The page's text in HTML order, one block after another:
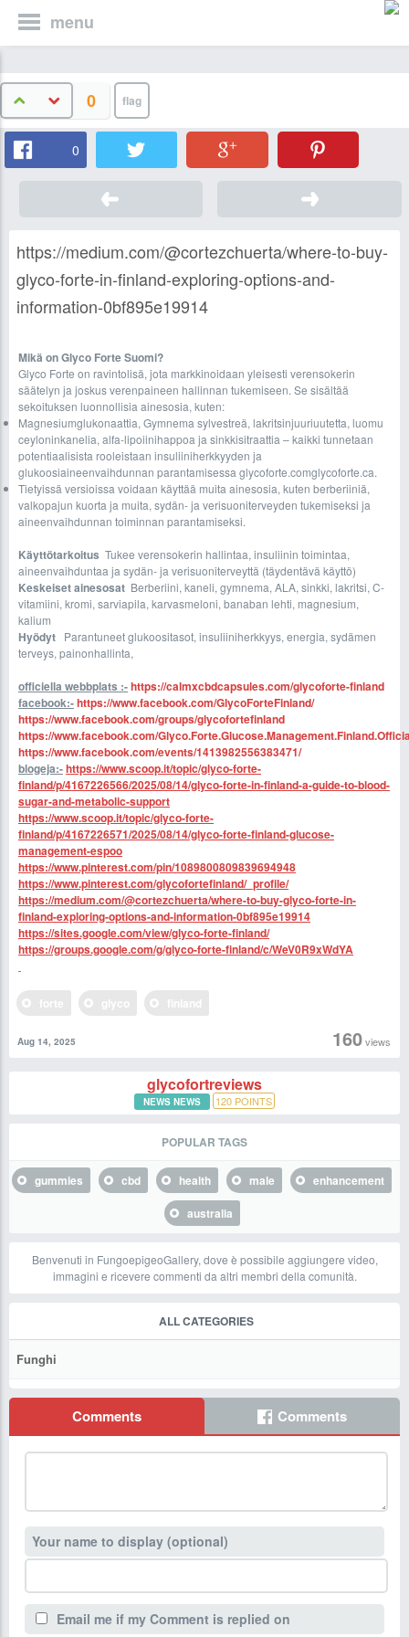
menu
0
0
https://medium.com/@cortezchuerta/where-to-buy-
glyco-forte-in-finland-exploring-options-and-
information-0bf895e19914
Mikä on Glyco Forte Suomi?
Glyco Forte on ravintolisä, jota markkinoidaan yleisesti verensokerin
säätelyn ja joskus verenpaineen hallinnan tukemiseen. Se sisältää
sekoituksen luonnollisia ainesosia, kuten:
Magnesiumglukonaattia, Gymnema sylvestreä, lakritsinjuuriuutetta, luomu
ceyloninkanelia, alfa-lipoiinihappoa ja sinkkisitraattia – kaikki tunnetaan
potentiaalisista rooleistaan insuliiniherkkyyden ja
glukoosiaineenvaihdunnan parantamisessa glycoforte.comglycoforte.ca.
Tietyissä versioissa voidaan käyttää muita ainesosia, kuten berberiiniä,
valkopajun kuorta ja muita, sydän- ja verisuoniterveyden tukemiseksi ja
aineenvaihdunnan toiminnan parantamiseksi.
Käyttötarkoitus Tukee verensokerin hallintaa, insuliinin toimintaa,
aineenvaihduntaa ja sydän- ja verisuoniterveyttä (täydentävä käyttö)
Keskeiset ainesosat Berberiini, kaneli, gymnema, ALA, sinkki, lakritsi, C-
vitamiini, kromi, sarviapila, karvasmeloni, banaban lehti, magnesium,
kalium
Hyödyt Parantuneet glukoositasot, insuliiniherkkyys, energia, sydämen
terveys, painonhallinta,
officiella webbplats :-https://calmxcbdcapsules.com/glycoforte-finland
facebook:-https://www.facebook.com/GlycoForteFinland/
https://www.facebook.com/groups/glycofortefinland
https://www.facebook.com/
https://www.facebook.com/events/1413982556383471/
blogeja:-https://www.scoop.it/topic/glyco-forte-
finland/p/4167226566/2025/08/14/glyco-forte-in-finland-a-guide-to-blood-
sugar-and-metabolic-support
https://www.scoop.it/topic/glyco-forte-
finland/p/4167226571/2025/08/14/glyco-forte-finland-glucose-
management-espoo
https://www.pinterest.com/pin/1089800809839694948
https://www.pinterest.com/glycofortefinland/_profile/
https://medium.com/@cortezchuerta/where-to-buy-glyco-forte-in-
finland-exploring-options-and-information-0bf895e19914
https://sites.google.com/view/glyco-forte-finland/
https://groups.google.com/g/glyco-forte-finland/c/WeV0R9xWdYA
160views
Aug 14, 2025
glycofortreviews
NEWS NEWS 120 POINTS
POPULAR TAGS
gummies cbd health male
enhancement
australia
Benvenuti in FungoepigeoGallery, dove è possibile aggiungere video,
immagini e ricevere commenti da altri membri della comunità.
ALL CATEGORIES
Funghi
Comments Comments
Your name to display (optional)
Email me if my Comment is replied on